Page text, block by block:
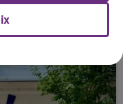
CHOOZ
Une situation
qui est toujours